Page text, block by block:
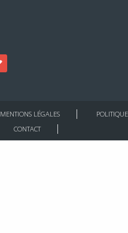
MENTIONS LÉGALES
POLITIQUE
CONTACT